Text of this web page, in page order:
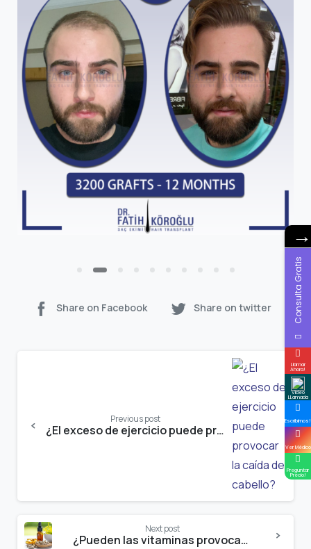
Share on Facebook Share on twitter
Previous post
¿El exceso de ejercicio puede provocar la caída del cabello?
Next post
¿Pueden las vitaminas provocar la caída del cabello?
→
Consulta Gratis
Llamar
Ahora!
Video
LLamada
Escribirnos!
Ver Médico
Preguntar
Precio!